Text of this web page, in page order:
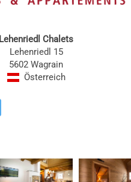
Lehenriedl Chalets
Lehenriedl 15
5602 Wagrain
Österreich